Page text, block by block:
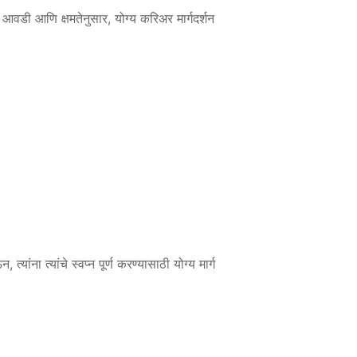
आवडी आणि क्षमतेनुसार, योग्य करिअर मार्गदर्शन
त्यांना त्यांचे स्वप्न पूर्ण करण्यासाठी योग्य मार्ग